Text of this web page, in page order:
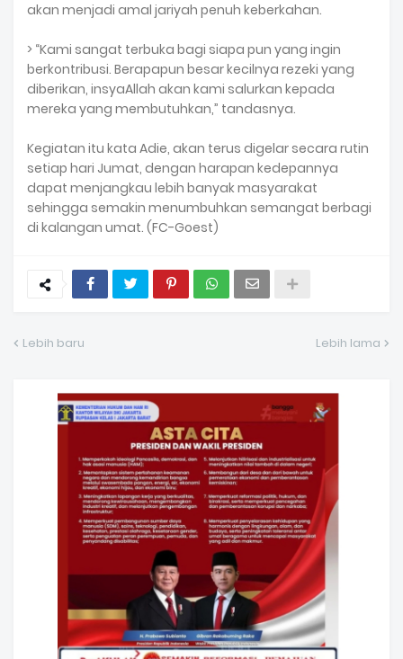
akan menjadi amal jariyah penuh keberkahan.
> “Kami sangat terbuka bagi siapa pun yang ingin
berkontribusi. Berapapun besar kecilnya rezeki yang
diberikan, insyaAllah akan kami salurkan kepada
mereka yang membutuhkan,” tandasnya.
Kegiatan itu kata Adie, akan terus digelar secara rutin
setiap hari Jumat, dengan harapan kedepannya
dapat menjangkau lebih banyak masyarakat
sehingga semakin menumbuhkan semangat berbagi
di kalangan umat. (FC-Goest)
Lebih baru Lebih lama